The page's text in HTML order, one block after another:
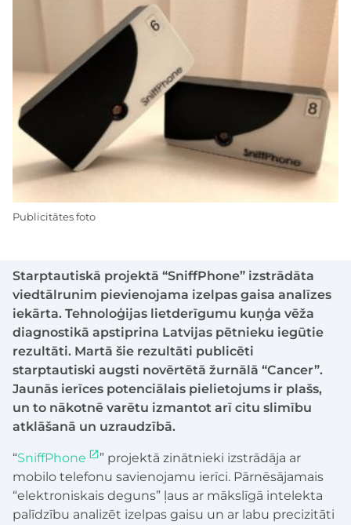
Starptautiskā projektā “SniffPhone” izstrādāta
viedtālrunim pievienojama izelpas gaisa analīzes
iekārta. Tehnoloģijas lietderīgumu kuņģa vēža
diagnostikā apstiprina Latvijas pētnieku iegūtie
rezultāti. Martā šie rezultāti publicēti
starptautiski augsti novērtētā žurnālā “Cancer”.
Jaunās ierīces potenciālais pielietojums ir plašs,
un to nākotnē varētu izmantot arī citu slimību
atklāšanā un uzraudzībā.
“SniffPhone
” projektā zinātnieki izstrādāja ar
mobilo telefonu savienojamu ierīci. Pārnēsājamais
“elektroniskais deguns” ļaus ar mākslīgā intelekta
palīdzību analizēt izelpas gaisu un ar labu precizitāti
Publicitātes foto